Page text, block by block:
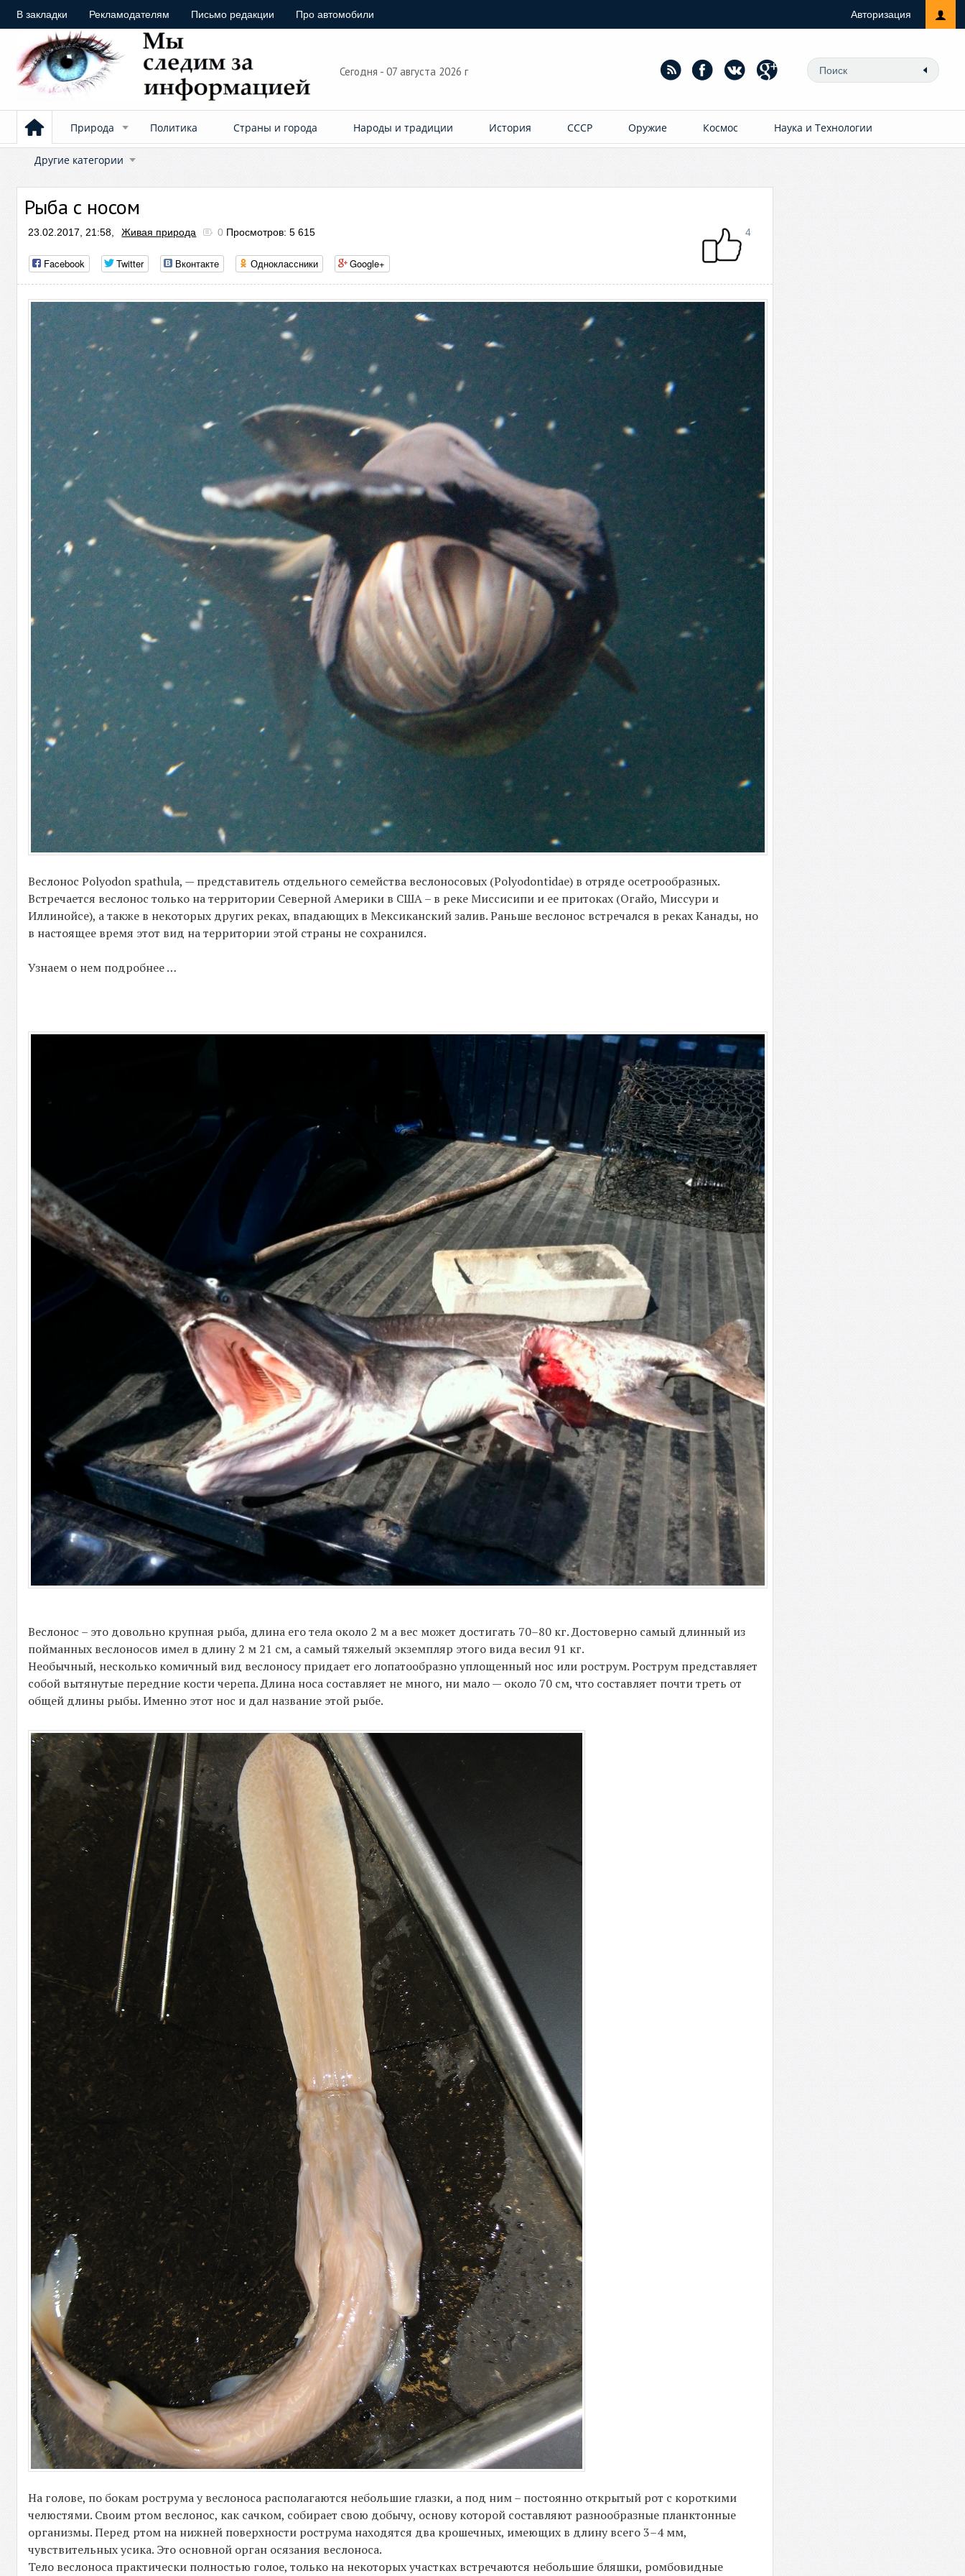
В закладки Рекламодателям Письмо редакции Про автомобили Авторизация
Сегодня - 07 августа 2026 г
Природа Политика Страны и города Народы и традиции История СССР Оружие Космос Наука и Технологии
Другие категории
Рыба с носом
23.02.2017, 21:58, Живая природа 0 Просмотров: 5 615 4
Facebook Twitter Вконтакте Одноклассники Google+
Веслонос Polyodon spathula, — представитель отдельного семейства веслоносовых (Polyodontidae) в отряде осетрообразных.
Встречается веслонос только на территории Северной Америки в США – в реке Миссисипи и ее притоках (Огайо, Миссури и
Иллинойсе), а также в некоторых других реках, впадающих в Мексиканский залив. Раньше веслонос встречался в реках Канады, но
в настоящее время этот вид на территории этой страны не сохранился.
Узнаем о нем подробнее …
Веслонос – это довольно крупная рыба, длина его тела около 2 м а вес может достигать 70–80 кг. Достоверно самый длинный из
пойманных веслоносов имел в длину 2 м 21 см, а самый тяжелый экземпляр этого вида весил 91 кг.
Необычный, несколько комичный вид веслоносу придает его лопатообразно уплощенный нос или рострум. Рострум представляет
собой вытянутые передние кости черепа. Длина носа составляет не много, ни мало — около 70 см, что составляет почти треть от
общей длины рыбы. Именно этот нос и дал название этой рыбе.
На голове, по бокам рострума у веслоноса располагаются небольшие глазки, а под ним – постоянно открытый рот с короткими
челюстями. Своим ртом веслонос, как сачком, собирает свою добычу, основу которой составляют разнообразные планктонные
организмы. Перед ртом на нижней поверхности рострума находятся два крошечных, имеющих в длину всего 3–4 мм,
чувствительных усика. Это основной орган осязания веслоноса.
Тело веслоноса практически полностью голое, только на некоторых участках встречаются небольшие бляшки, ромбовидные